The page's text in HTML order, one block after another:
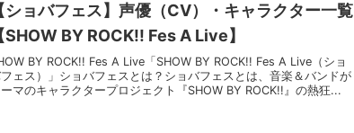
ショバフェス】声優（CV）・キャラクター一覧
SHOW BY ROCK!! Fes A Live】
BY ROCK!! Fes A Live「SHOW BY ROCK!! Fes A Live（ショ
ェス）」ショバフェスとは？ショバフェスとは、音楽＆バンドが
マのキャラクタープロジェクト『SHOW BY ROCK!!』の熱狂...